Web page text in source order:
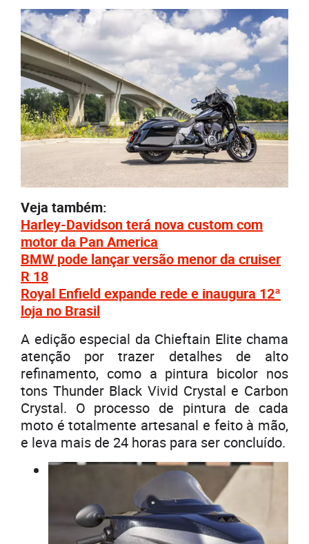
Veja também:
Harley-Davidson terá nova custom com
motor da Pan America
BMW pode lançar versão menor da cruiser
R 18
Royal Enfield expande rede e inaugura 12ª
loja no Brasil
A edição especial da Chieftain Elite chama
atenção por trazer detalhes de alto
refinamento, como a pintura bicolor nos
tons Thunder Black Vivid Crystal e Carbon
Crystal. O processo de pintura de cada
moto é totalmente artesanal e feito à mão,
e leva mais de 24 horas para ser concluído.